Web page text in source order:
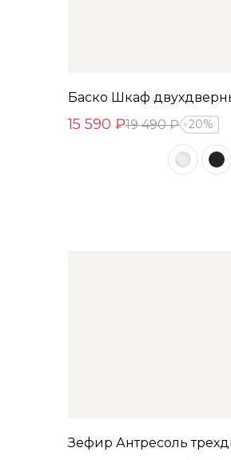
Баско Шкаф
15 590 ₽19 490 ₽ 20%
Зефир Антресоль